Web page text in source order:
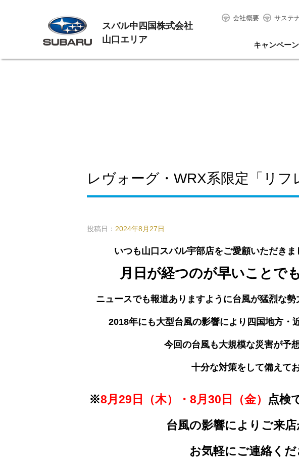
スバル中四国株式会社
山口エリア
会社概要 サステ
キャンペーン
レヴォーグ・WRX系限定「リフ
投稿日： 2024年8月27日
いつも山口スバル宇部店をご愛顧いただきま
月日が経つのが早いことで
ニュースでも報道ありますように台風が猛烈な勢
2018年にも大型台風の影響により四国地方・
今回の台風も大規模な災害が予
十分な対策をして備えて
※8月29日（木）・8月30日（金） 点検
台風の影響によりご来
お気軽にご連絡くだ